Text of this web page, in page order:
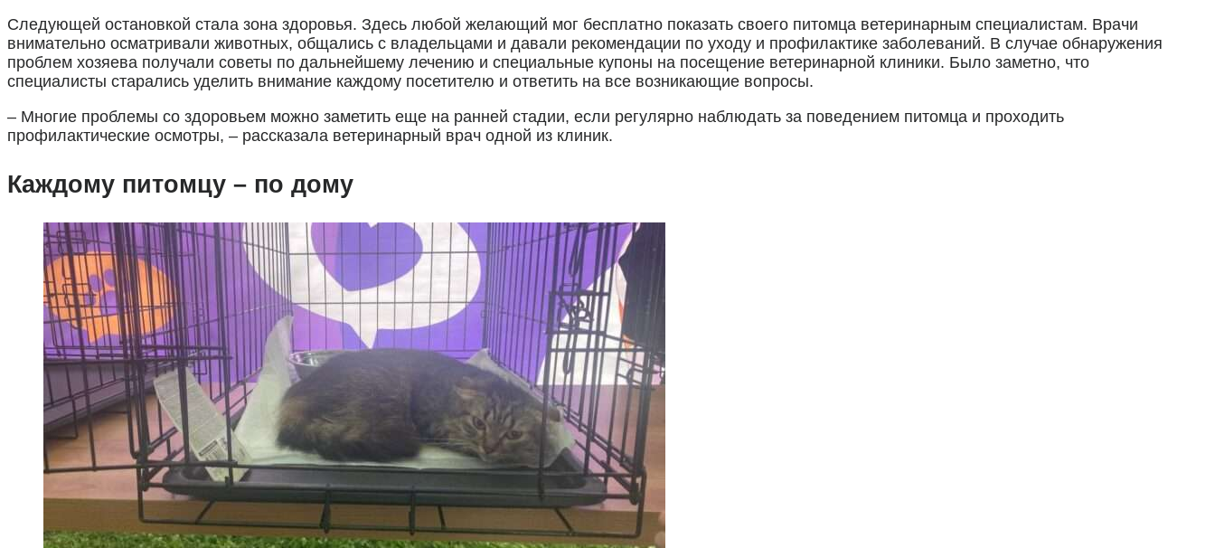
Следующей остановкой стала зона здоровья. Здесь любой желающий мог бесплатно показать своего питомца ветеринарным специалистам. Врачи
внимательно осматривали животных, общались с владельцами и давали рекомендации по уходу и профилактике заболеваний. В случае обнаружения
проблем хозяева получали советы по дальнейшему лечению и специальные купоны на посещение ветеринарной клиники. Было заметно, что
специалисты старались уделить внимание каждому посетителю и ответить на все возникающие вопросы.
– Многие проблемы со здоровьем можно заметить еще на ранней стадии, если регулярно наблюдать за поведением питомца и проходить
профилактические осмотры, – рассказала ветеринарный врач одной из клиник.
Каждому питомцу – по дому